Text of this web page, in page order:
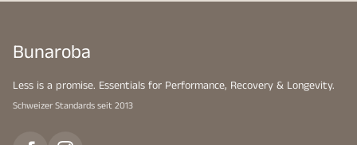
Bunaroba
Less is a promise. Essentials for Performance, Recovery & Longevity.
Schweizer Standards seit 2013